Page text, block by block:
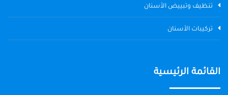
تنظيف وتبييض الأسنان
تركيبات الأسنان
القائمة الرئيسية